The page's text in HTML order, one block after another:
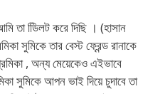
তা ডিিলট করে দিছি । (হাসান
সুমিকে তার বেস্ট ফ্রেন্ড রানাকে
, অন্য মেয়েকেও এইভাবে
সুমিকে আপন ভাই দিয়ে চুদাবে তা